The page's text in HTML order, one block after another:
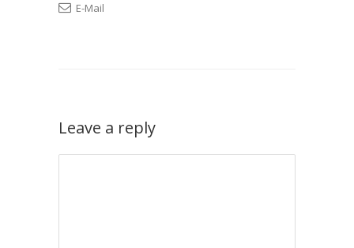
E-Mail
Leave a reply